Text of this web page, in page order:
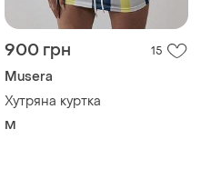
900 грн 15
Musera
Хутряна куртка
M